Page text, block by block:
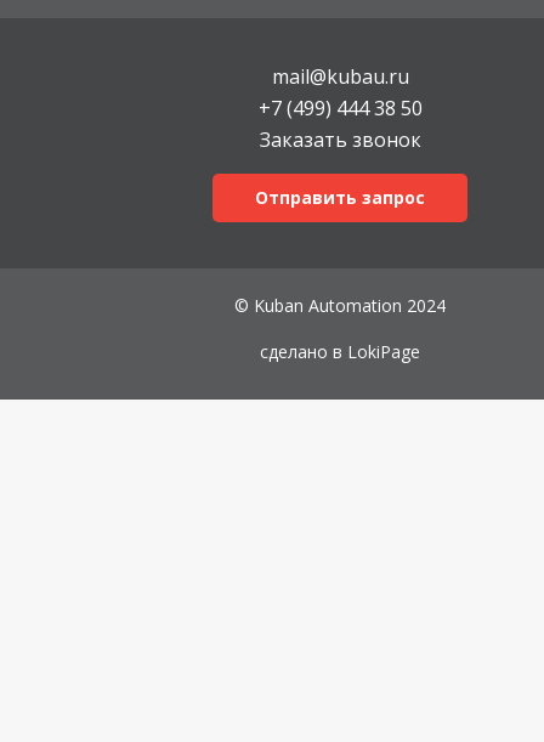
mail@kubau.ru
+7 (499) 444 38 50
Заказать звонок
Отправить запрос
© Kuban Automation 2024
сделано в LokiPage